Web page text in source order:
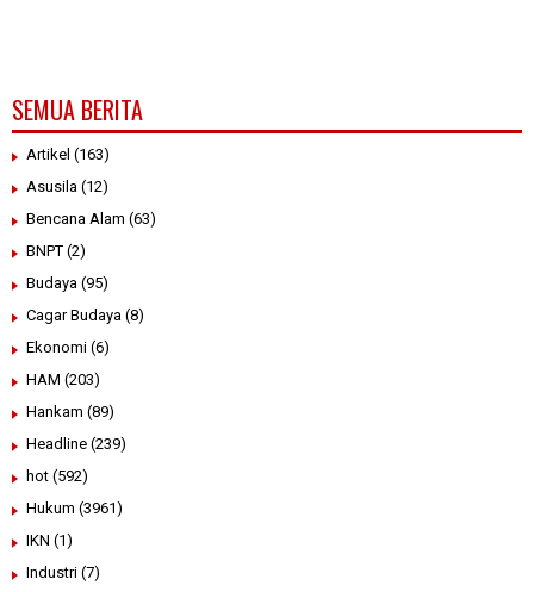
SEMUA BERITA
Artikel (163)
Asusila (12)
Bencana Alam (63)
BNPT (2)
Budaya (95)
Cagar Budaya (8)
Ekonomi (6)
HAM (203)
Hankam (89)
Headline (239)
hot (592)
Hukum (3961)
IKN (1)
Industri (7)